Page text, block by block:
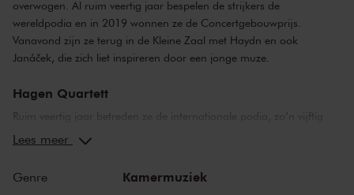
overwogen. Al ruim veertig jaar bespelen de strijkers de
wereldpodia en in 2019 wonnen ze de Concertgebouwprijs.
Vanavond zijn ze terug in de Kleine Zaal met Haydn en ook
Janáček, die zich liet inspireren door een jonge muze.
Hagen Quartett
Ruim veertig jaar betreden ze de internationale podia, zo’n vijftig
cd’s hebben ze op hun naam: de musici van het Hagen Quartett
vanuit hun thuisbasis Salzburg de hele wereld. ‘Als het Hagen
Lees meer
Genre Kamermuziek